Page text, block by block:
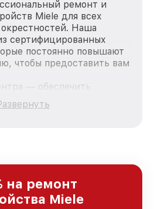
ремонт и
Miele для всех
Наша
сертифицированных
постоянно повышают
чтобы предоставить вам
— обеспечить
ремонт для
продукции Miele, вне
повышая уровень
наших клиентов.
на ремонт
Miele